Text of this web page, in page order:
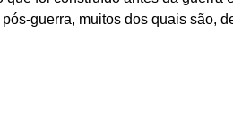
guerra, muitos dos quais são,